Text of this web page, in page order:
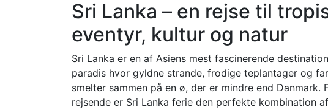
Sri Lanka – en rejse til
eventyr, kultur og natur
Sri Lanka er en af Asiens mest fascinerende
paradis hvor gyldne strande, frodige teplantager og
smelter sammen på en ø, der er mindre end Danmark.
rejsende er Sri Lanka ferie den perfekte kombination